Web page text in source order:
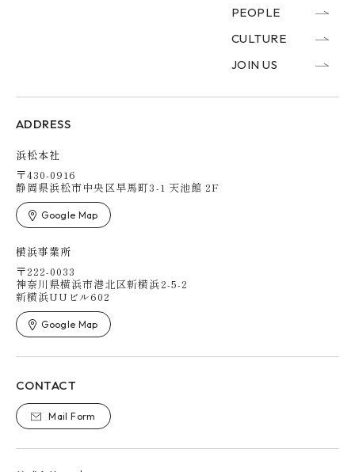
PEOPLE
CULTURE
JOIN US
ADDRESS
浜松本社
〒430-0916
静岡県浜松市中央区早馬町3-1 天池館 2F
Google Map
横浜事業所
〒222-0033
神奈川県横浜市港北区新横浜2-5-2
新横浜UUビル602
Google Map
CONTACT
Mail Form